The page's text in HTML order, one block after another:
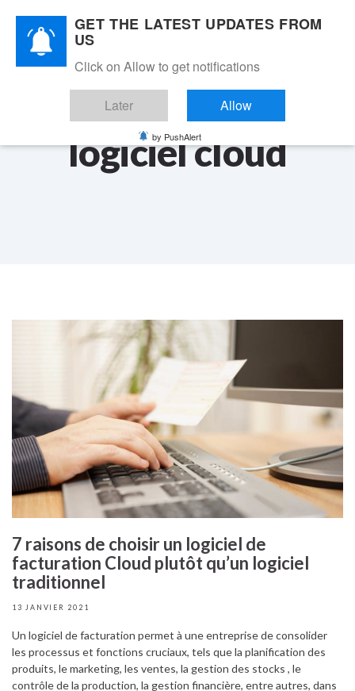
to
primary
navigation
Fr
Toggle
logiciel cloud
7 raisons de choisir un logiciel de
facturation Cloud plutôt qu’un logiciel
traditionnel
13 JANVIER 2021
Un logiciel de facturation permet à une entreprise de consolider
les processus et fonctions cruciaux, tels que la planification des
produits, le marketing, les ventes, la gestion des stocks , le
contrôle de la production, la gestion financière, entre autres, dans
GET THE LATEST UPDATES FROM
US
Click on Allow to get notifications
Later Allow
by PushAlert